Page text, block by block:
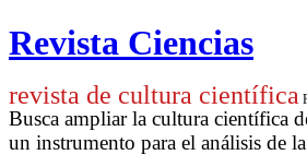
Revista Ciencias
revista de cultura científica
Busca ampliar la cultura científica
un instrumento para el análisis de